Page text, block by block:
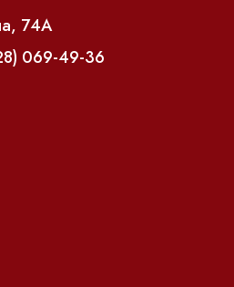
74А
069-49-36